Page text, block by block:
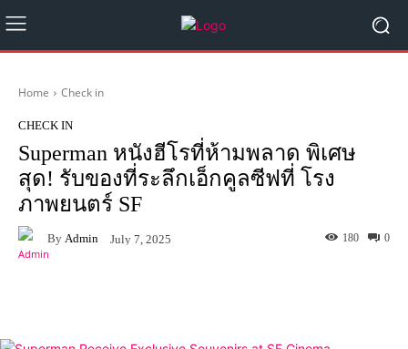
Home Check in
CHECK IN
Superman หนังฮีโรที่ห้ามพลาด พิเศษ
สุด! รับของที่ระลึกเอ็กคูลซีฟที่ โรง
ภาพยนตร์ SF
By Admin July 7, 2025 0
180